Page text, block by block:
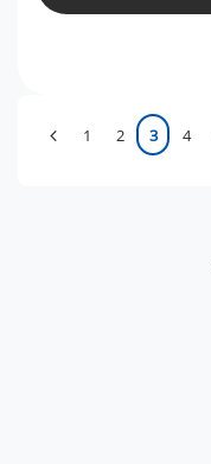
1 2 3 4